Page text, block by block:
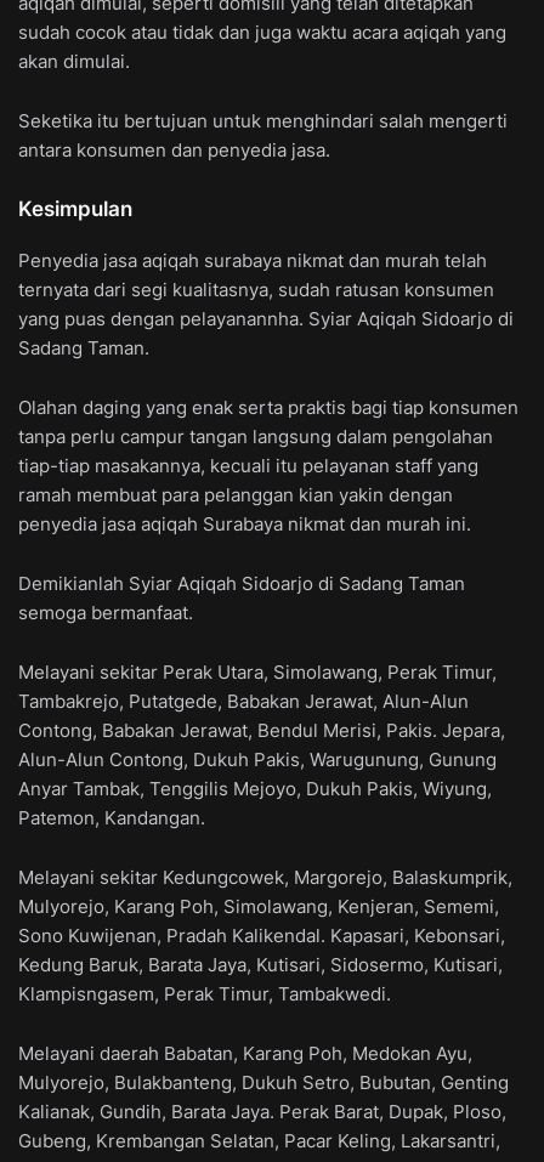
sudah cocok atau tidak dan juga waktu acara aqiqah yang
akan dimulai.
Seketika itu bertujuan untuk menghindari salah mengerti
antara konsumen dan penyedia jasa.
Kesimpulan
Penyedia jasa aqiqah surabaya nikmat dan murah telah
ternyata dari segi kualitasnya, sudah ratusan konsumen
yang puas dengan pelayanannha. Syiar Aqiqah Sidoarjo di
Sadang Taman.
Olahan daging yang enak serta praktis bagi tiap konsumen
tanpa perlu campur tangan langsung dalam pengolahan
tiap-tiap masakannya, kecuali itu pelayanan staff yang
ramah membuat para pelanggan kian yakin dengan
penyedia jasa aqiqah Surabaya nikmat dan murah ini.
Demikianlah Syiar Aqiqah Sidoarjo di Sadang Taman
semoga bermanfaat.
Melayani sekitar Perak Utara, Simolawang, Perak Timur,
Tambakrejo, Putatgede, Babakan Jerawat, Alun-Alun
Contong, Babakan Jerawat, Bendul Merisi, Pakis. Jepara,
Alun-Alun Contong, Dukuh Pakis, Warugunung, Gunung
Anyar Tambak, Tenggilis Mejoyo, Dukuh Pakis, Wiyung,
Patemon, Kandangan.
Melayani sekitar Kedungcowek, Margorejo, Balaskumprik,
Mulyorejo, Karang Poh, Simolawang, Kenjeran, Sememi,
Sono Kuwijenan, Pradah Kalikendal. Kapasari, Kebonsari,
Kedung Baruk, Barata Jaya, Kutisari, Sidosermo, Kutisari,
Klampisngasem, Perak Timur, Tambakwedi.
Melayani daerah Babatan, Karang Poh, Medokan Ayu,
Mulyorejo, Bulakbanteng, Dukuh Setro, Bubutan, Genting
Kalianak, Gundih, Barata Jaya. Perak Barat, Dupak, Ploso,
Gubeng, Krembangan Selatan, Pacar Keling, Lakarsantri,